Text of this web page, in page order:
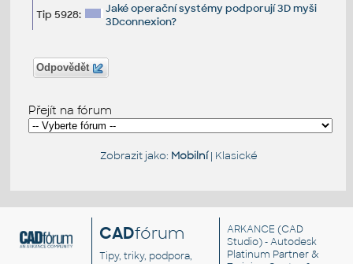
Tip 5928:
Jaké operační systémy podporují 3D myši
3Dconnexion?
Odpovědět
Přejít na fórum
Zobrazit jako: Mobilní| Klasické
CADfórum
Tipy, triky, podpora,
ARKANCE (CAD
Studio) - Autodesk
Platinum Partner &